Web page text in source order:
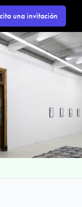
una invitación